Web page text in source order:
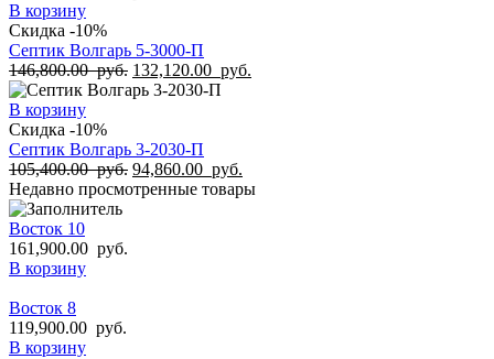
В корзину
Скидка -10%
Септик Волгарь 5-3000-П
146,800.00руб. 132,120.00 руб.
В корзину
Скидка -10%
Септик Волгарь 3-2030-П
105,400.00руб. 94,860.00 руб.
Недавно просмотренные товары
Восток 10
161,900.00 руб.
В корзину
Восток 8
119,900.00 руб.
В корзину